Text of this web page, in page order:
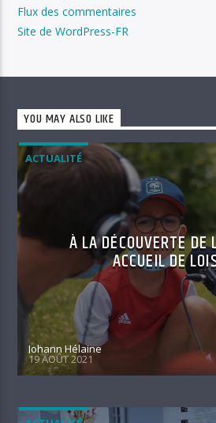
Flux des commentaires
Site de WordPress-FR
YOU MAY ALSO LIKE
ACTUALITÉ
À LA DÉCOUVERTE DE
ACCUEIL DE
Johann Hélaine
19 AOÛT 2021